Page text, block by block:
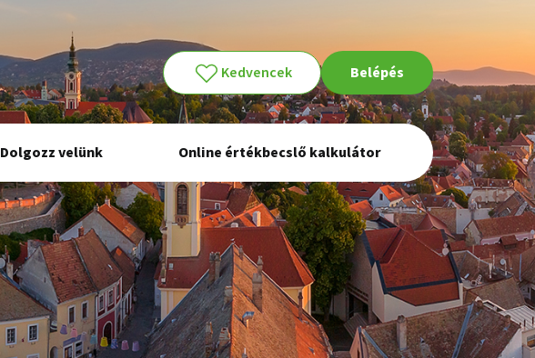
Kedvencek Belépés
Dolgozz velünk Online értékbecslő kalkulátor